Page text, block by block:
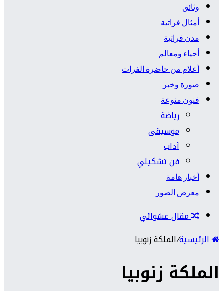
وثائق
أمثال فراتية
مدن فراتية
أحياء ومعالم
أعلام من حاضرة الفرات
صورة وخبر
فنون منوعة
رياضة
موسيقى
آداب
فن تشكيلي
أخبار هامة
معرض الصور
مقال عشوائي
الرئيسية/الملكة زنوبيا
الملكة زنوبيا